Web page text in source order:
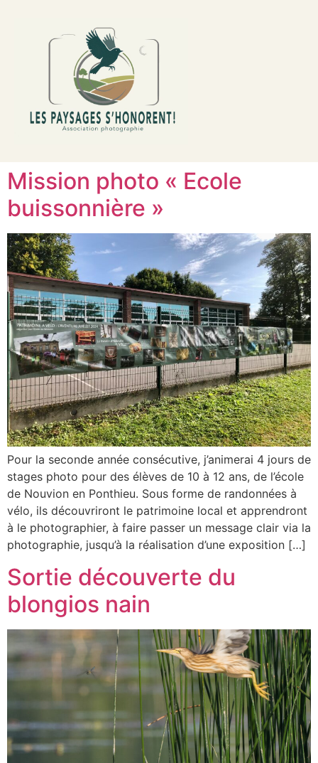
Mission photo « Ecole
buissonnière »
Pour la seconde année consécutive, j’animerai 4 jours de
stages photo pour des élèves de 10 à 12 ans, de l’école
de Nouvion en Ponthieu. Sous forme de randonnées à
vélo, ils découvriront le patrimoine local et apprendront
à le photographier, à faire passer un message clair via la
photographie, jusqu’à la réalisation d’une exposition […]
Sortie découverte du
blongios nain